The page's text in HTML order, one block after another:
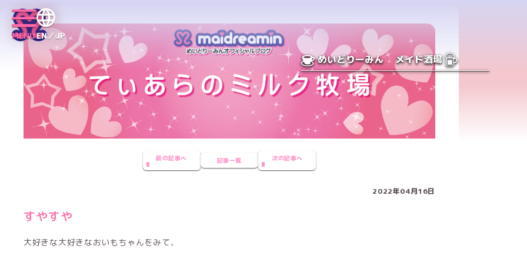
MENUEN／JP
めいどりーみん メイド酒場
前の記事へ 記事一覧 次の記事へ
2022年04月16日
すやすや
大好きな大好きなおいもちゃんをみて、